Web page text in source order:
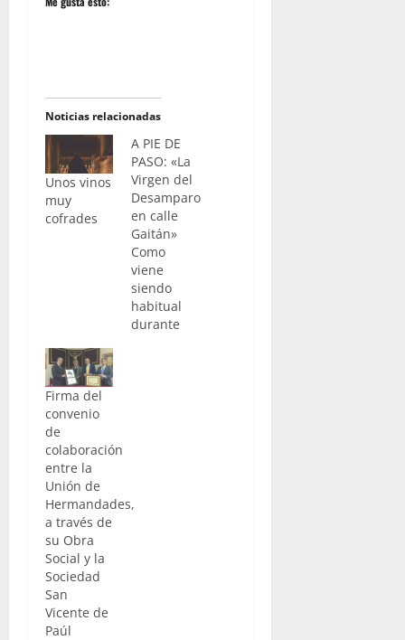
Noticias relacionadas
Unos vinos
muy
cofrades
A PIE DE
PASO: «La
Virgen del
Desamparo
en calle
Gaitán»
Como
viene
siendo
habitual
durante
que
Firma del
convenio
de
colaboración
entre la
Unión de
Hermandades,
a través de
su Obra
Social y la
Sociedad
San
Vicente de
Paúl